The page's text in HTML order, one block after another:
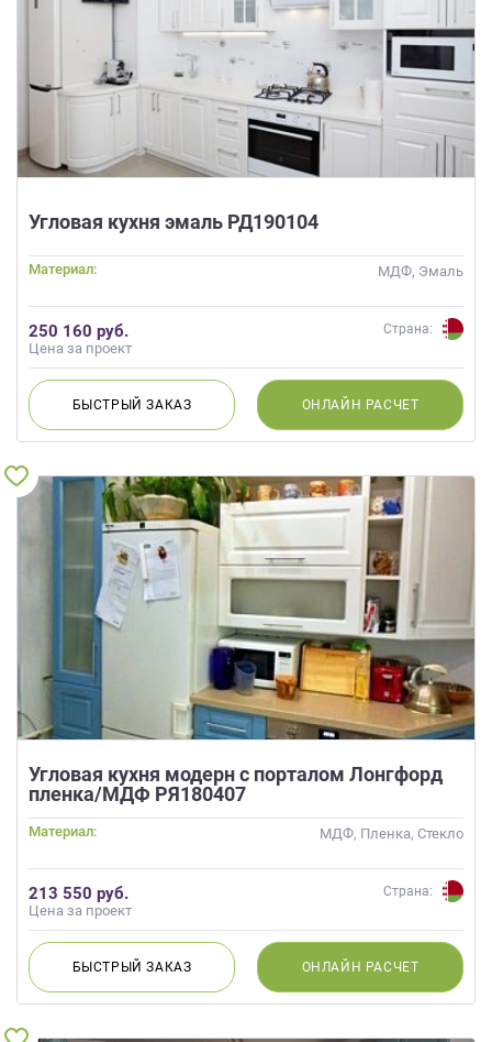
Угловая кухня эмаль РД190104
Материал: МДФ, Эмаль
250 160 руб.
Цена за проект
Страна:
БЫСТРЫЙЗАКАЗ ОНЛАЙН РАСЧЕТ
Угловая кухня модерн с порталом Лонгфорд
пленка/МДФ РЯ180407
Материал: МДФ, Пленка, Стекло
213 550 руб.
Цена за проект
Страна:
БЫСТРЫЙЗАКАЗ ОНЛАЙН РАСЧЕТ